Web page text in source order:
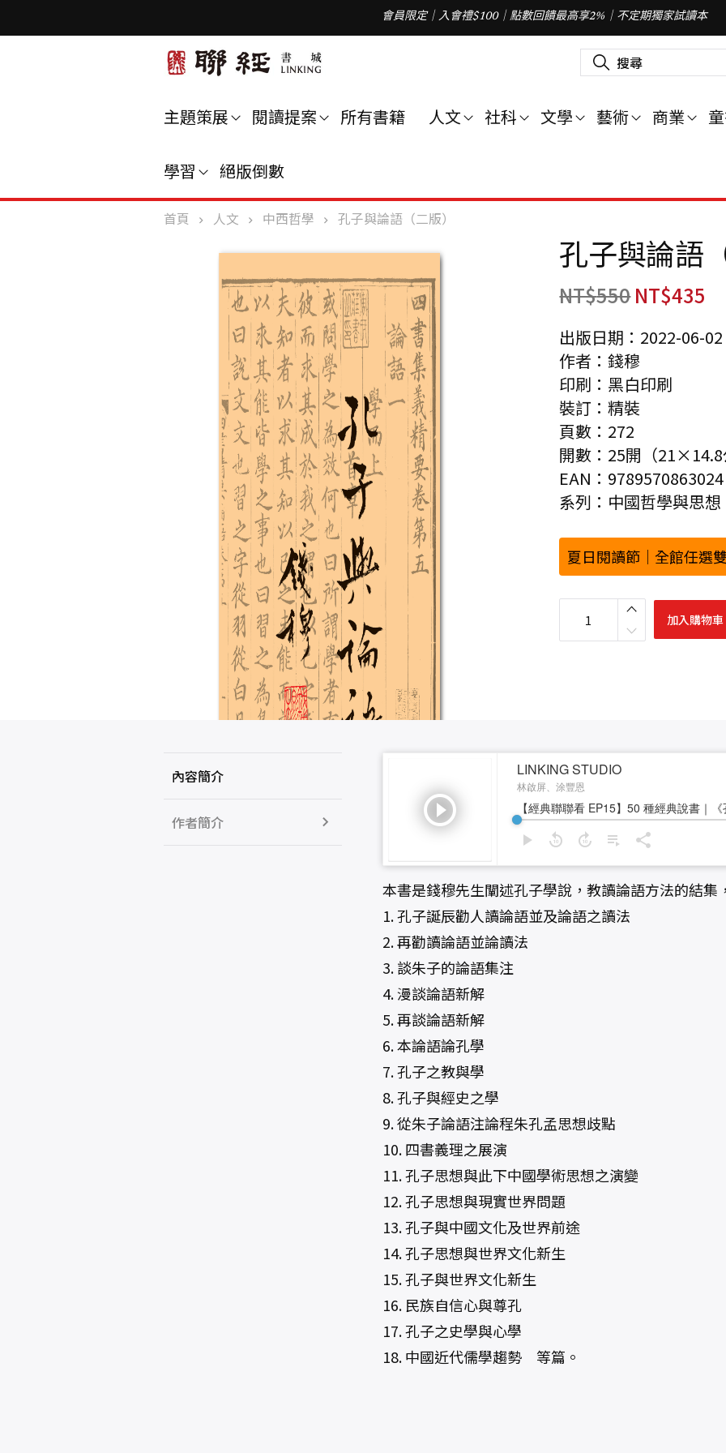
會員限定｜入會禮$100｜點數回饋最高享2%｜不定期獨家試讀本
搜
尋
字
主題策展 閱讀提案 所有書籍 人文 社科 文學 藝術 商業
學習 絕版倒數
首頁 人文 中西哲學 孔子與論語（二版）
孔子與論語
NT$550NT$435
出版日期：2022-06-02
作者：錢穆
印刷：黑白印刷
裝訂：精裝
頁數：272
開數：25開（
EAN：9789570863024
系列：中國哲學與思想
夏日閱讀節｜全館任選
孔
論
加入購物車
內容簡介
作者簡介
本書是錢穆先生闡述孔子學說，教讀論語方法的結集
1. 孔子誕辰勸人讀論語並及論語之讀法
2. 再勸讀論語並論讀法
3. 談朱子的論語集注
4. 漫談論語新解
5. 再談論語新解
6. 本論語論孔學
7. 孔子之教與學
8. 孔子與經史之學
9. 從朱子論語注論程朱孔孟思想歧點
10. 四書義理之展演
11. 孔子思想與此下中國學術思想之演變
12. 孔子思想與現實世界問題
13. 孔子與中國文化及世界前途
14. 孔子思想與世界文化新生
15. 孔子與世界文化新生
16. 民族自信心與尊孔
17. 孔子之史學與心學
18. 中國近代儒學趨勢 等篇。